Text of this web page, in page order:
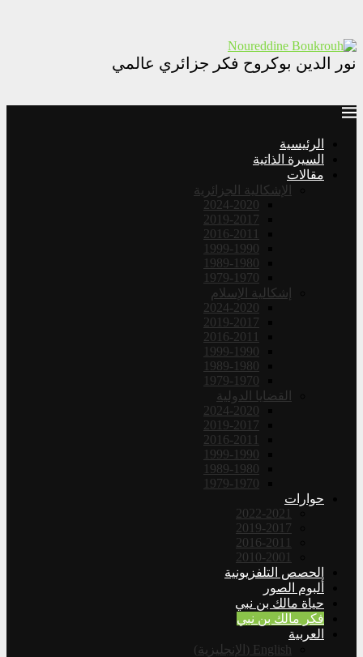
نور الدين بوكروح فكر جزائري عالمي
الرئيسية
السيرة الذاتية
مقالات
الإشكالية الجزائرية
2024-2020
2019-2017
2016-2011
1999-1990
1989-1980
1979-1970
إشكالية الإسلام
2024-2020
2019-2017
2016-2011
1999-1990
1989-1980
1979-1970
القضايا الدولية
2024-2020
2019-2017
2016-2011
1999-1990
1989-1980
1979-1970
حوارات
2022-2021
2019-2017
2016-2011
2010-2001
الحصص التلفزيونية
ألبوم الصور
حياة مالك بن نبي
فكر مالك بن نبي
العربية
English
( الإنجليزية)